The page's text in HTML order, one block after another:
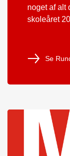
noget af alt
skoleåret
Se